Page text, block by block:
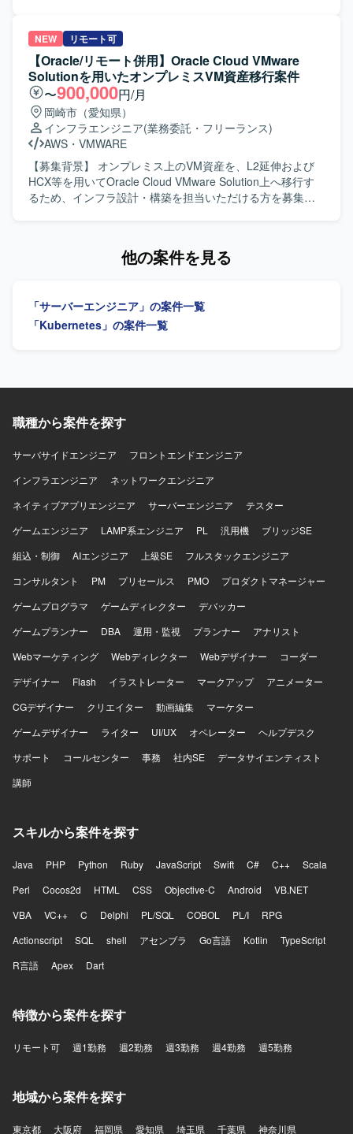
一員として、クラウド基盤とサービスの両面に影響力のあ
る設計・開発に携わることができる環境です。 【開発環
境】 クラウドネイティブ環境（コンテナ／Kubernetes／
CI・CD等）を前提としたバックエンドおよびAPI中心のア
ーキテクチャを採用予定です。
構築作業を担当していただきます。 Azureネットワーク、
セキュリティ、権限管理などの基盤要素について詳細設計
を行い、IaC（Infrastructure as Code）を前提とした構築方
針に基づき、設定内容の整理および構築作業を実施してい
ただきます。 Azure Policy や RBAC などのガバナンス設定
について、設計内容への反映および環境構築を行うととも
に、詳細設計書や設定パラメータシートなど各種技術ドキ
ュメントの作成も行っていただきます。 顧客および関係者
との技術的な調整を行い、設計内容に関する説明・レビュ
ー対応を通じて、Azure基盤としての設計品質および実装品
質の担保を図っていただきます。 【求める人物像】 Azure
ケーションを取りながら技術的な議論や説明ができ、レビ
決に向けて行動できる方に適したポジションです。 【ポジ
ションの魅力】 エンタープライズ規模の総合商社向け
のもとで、BicepやARM Template、Terraformなどのモダン
Policyなどのガバナンス設計にも関与することができます。
詳細設計から構築、ドキュメント作成、技術調整まで一連
の工程を通じて、上級エンジニアとしてのスキルを高めて
いただけます。 【開発環境】 Microsoft Azure をベースと
したクラウド基盤環境で作業していただきます。 IaCには
PolicyやRBACなどを活用したガバナンス・権限管理を行い
ます。 必要に応じてAzure DevOpsなどのサービスを利用し
ントを整備していただきます。
NEW リモート可
【Oracle/リモート併用】Oracle Cloud VMware
Solutionを用いたオンプレミスVM資産移行案件
〜900,000円/月
岡崎市（愛知県）
インフラエンジニア(業務委託・フリーランス)
AWS ・ VMWARE
【募集背景】 オンプレミス上のVM資産を、L2延伸および
HCX等を用いてOracle Cloud VMware Solution上へ移行す
るため、インフラ設計・構築を担当いただける方を募集し
ットワークに関する知見を活かし、移行作業を主体的に推
OCI環境構築からデータ移行、運用設計まで一連の経験を積
めます。 【開発環境】 Oracle Cloud
他の案件を見る
「サーバーエンジニア」の案件一覧
「Kubernetes」の案件一覧
職種から案件を探す
サーバサイドエンジニア
フロントエンドエンジニア
インフラエンジニア
ネットワークエンジニア
ネイティブアプリエンジニア
サーバーエンジニア
テスター
ゲームエンジニア
LAMP系エンジニア PL 汎用機
ブリッジSE
組込・制御
AIエンジニア 上級SE
フルスタックエンジニア
コンサルタント
PM プリセールス PMO
プロダクトマネージャー
ゲームプログラマ
ゲームディレクター
デバッカー
ゲームプランナー
DBA 運用・監視 プランナー
アナリスト
Webマーケティング
Webディレクター Webデザイナー
コーダー
デザイナー
Flash イラストレーター マークアップ
アニメーター
CGデザイナー
クリエイター 動画編集
マーケター
ゲームデザイナー
ライター UI/UX オペレーター
ヘルプデスク
サポート
コールセンター 事務 社内SE
データサイエンティスト
講師
スキルから案件を探す
Java PHP Python Ruby JavaScript Swift C# C++
Scala
Perl
Cocos2d HTML CSS Objective-C Android
VB.NET
VBA
VC++ C Delphi PL/SQL COBOL PL/I
RPG
Actionscript
SQL shell アセンブラ Go言語 Kotlin
TypeScript
R言語
Apex Dart
特徴から案件を探す
リモート可 週1勤務 週2勤務 週3勤務 週4勤務 週5勤務
地域から案件を探す
東京都 大阪府 福岡県 愛知県 埼玉県 千葉県 神奈川県